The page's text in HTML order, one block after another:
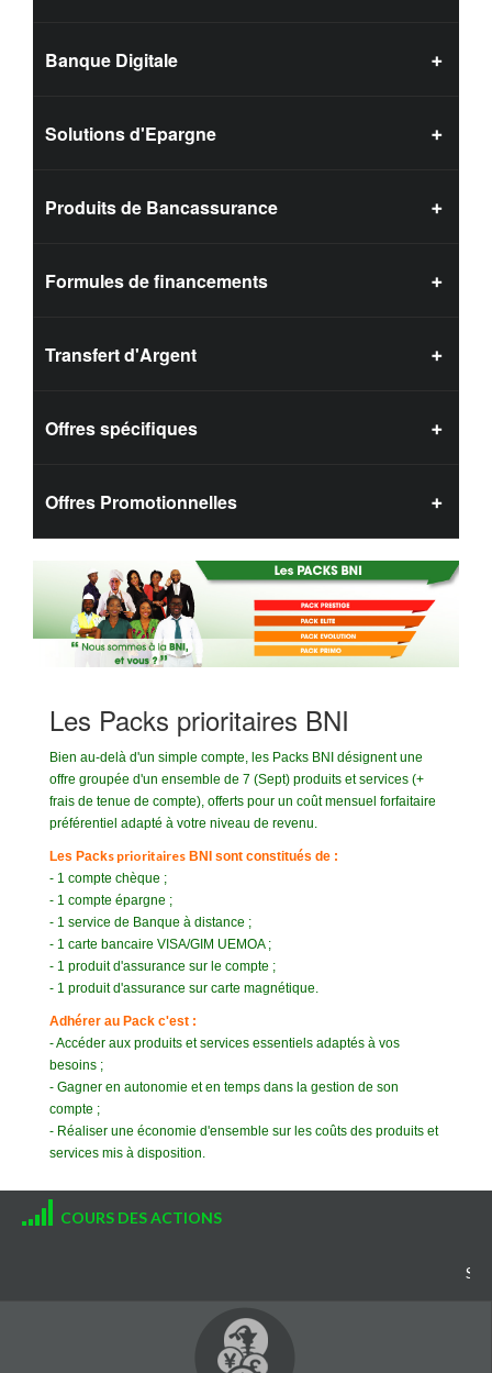
Banque Digitale
Solutions d'Epargne
Produits de Bancassurance
Formules de financements
Transfert d'Argent
Offres spécifiques
Offres Promotionnelles
Les Packs prioritaires BNI
Bien au-delà d'un simple compte, les Packs BNI désignent une
offre groupée d'un ensemble de 7 (Sept) produits et services (+
frais de tenue de compte), offerts pour un coût mensuel forfaitaire
préférentiel adapté à votre niveau de revenu.
Les Packs prioritaires BNI sont constitués de :
- 1 compte chèque ;
- 1 compte épargne ;
- 1 service de Banque à distance ;
- 1 carte bancaire VISA/GIM UEMOA ;
- 1 produit d'assurance sur le compte ;
- 1 produit d'assurance sur carte magnétique.
Adhérer au Pack c'est :
- Accéder aux produits et services essentiels adaptés à vos
besoins ;
- Gagner en autonomie et en temps dans la gestion de son
compte ;
- Réaliser une économie d'ensemble sur les coûts des produits et
services mis à disposition.
COURS DES ACTIONS
SIVC